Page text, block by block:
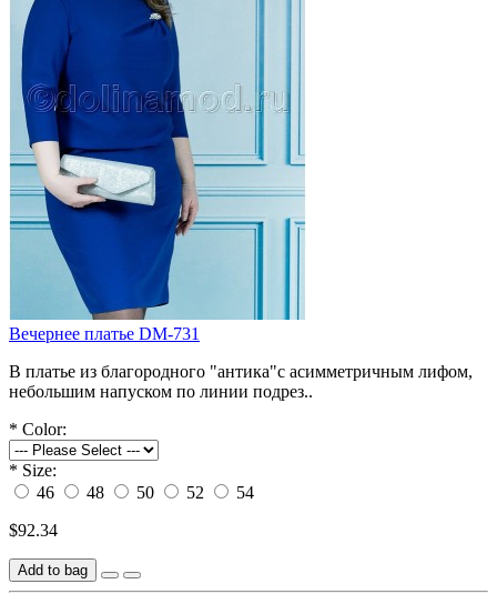
Вечернее платье DM-731
В платье из благородного "антика"с асимметричным лифом,
небольшим напуском по линии подрез..
* Color:
* Size:
46
48 50 52
54
$92.34
Add to bag